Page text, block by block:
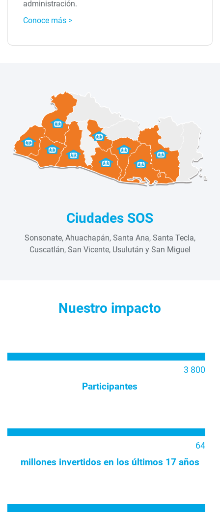
administración.
Conoce más >
Ciudades SOS
Sonsonate, Ahuachapán, Santa Ana, Santa Tecla,
Cuscatlán, San Vicente, Usulután y San Miguel
Nuestro impacto
3 800
Participantes
64
millones invertidos en los últimos 17 años